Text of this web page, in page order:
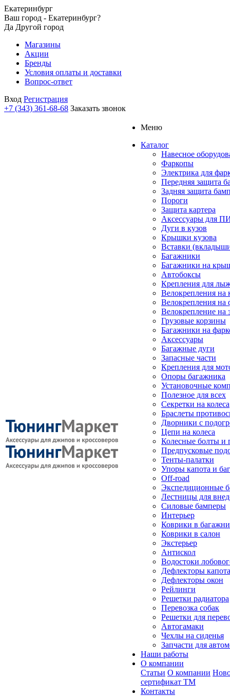
Екатеринбург
Ваш город - Екатеринбург?
Да Другой город
Магазины
Акции
Бренды
Условия оплаты и доставки
Вопрос-ответ
Вход Регистрация
+7 (343) 361-68-68 Заказать звонок
Меню
Каталог
Навесное
Фаркопы
Электрика для
Передняя защита
Задняя защита
Пороги
Защита картера
Аксессуары для
Дуги в кузов
Крышки кузова
Вставки
Багажники
Багажники на
Автобоксы
Крепления для
Велокрепления
Велокрепления на
Велокрепление на
Грузовые корзины
Багажники на
Аксессуары
Багажные дуги
Запасные части
Крепления для
Опоры багажника
Установочные
Полезное для всех
Секретки на колеса
Браслеты
Дворники с
Цепи на колеса
Колесные болты и
Предпусковые
Тенты-палатки
Упоры капота и
Off-road
Экспедиционные
Лестницы для
Силовые бамперы
Интерьер
Коврики в
Коврики в салон
Экстерьер
Антискол
Водостоки
Дефлекторы капота
Дефлекторы окон
Рейлинги
Решетки радиатора
Перевозка собак
Решетки для
Автогамаки
Чехлы на сиденья
Запчасти для
Наши работы
О компании
Статьи О компании
сертификат ТМ
Контакты